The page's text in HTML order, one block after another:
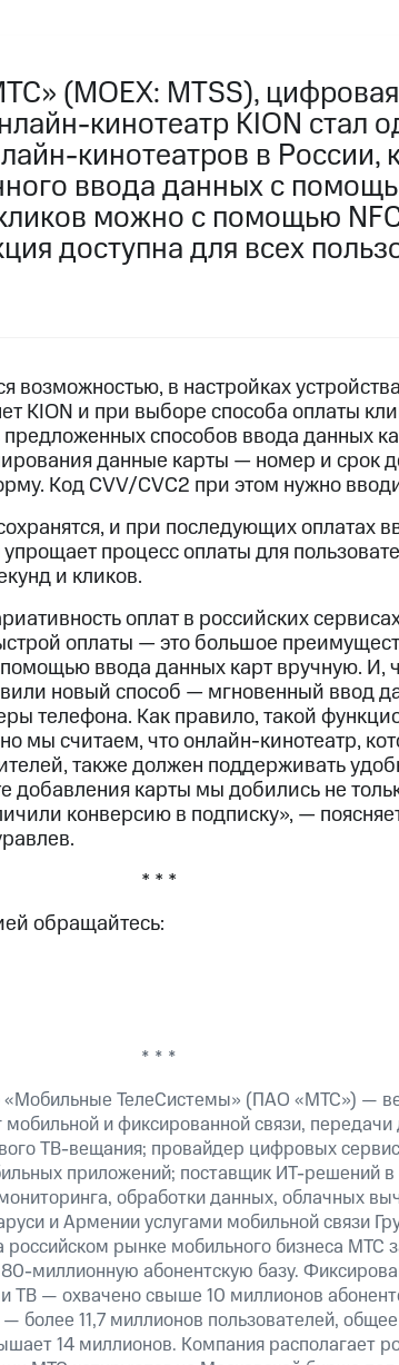
(MOEX: MTSS), цифровая
кинотеатр KION стал
кинотеатров в России,
ввода данных с
можно с помощью
доступна для всех
возможностью, в настройках
KION и при выборе способа оплаты
способов ввода данных
данные карты — номер и срок
Код CVV/CVC2 при этом нужно
и при последующих оплатах
процесс оплаты для
и кликов.
оплат в российских
оплаты — это большое
помощью ввода данных карт вручную. И,
новый способ — мгновенный ввод
телефона. Как правило, такой
мы считаем, что онлайн-кинотеатр,
также должен поддерживать
добавления карты мы добились не
конверсию в подписку», —
* * *
обращайтесь:
* * *
«Мобильные ТелеСистемы» (ПАО «МТС») —
и фиксированной связи,
ТВ-вещания; провайдер цифровых
приложений; поставщик ИТ-решений
обработки данных, облачных
и Армении услугами мобильной связи
российском рынке мобильного бизнеса МТС
миллионную абонентскую базу.
ТВ — охвачено свыше 10 миллионов
более 11,7 миллионов пользователей,
14 миллионов. Компания располагает